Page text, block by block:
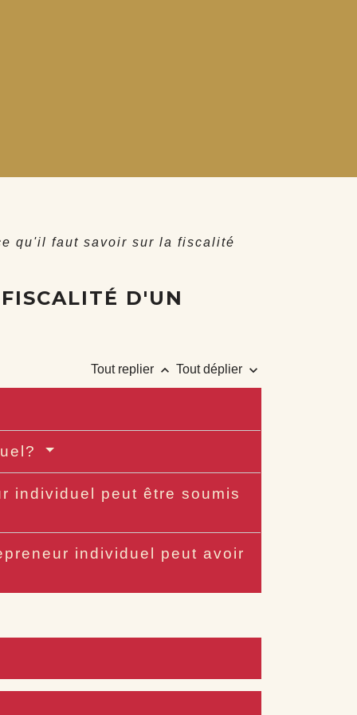
qu'il faut savoir sur la fiscalité
D'UN
Tout replier keyboard_arrow_up Tout déplier keyboard_arrow_down
individuel peut être soumis
individuel peut avoir